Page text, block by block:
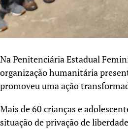
Na Penitenciária Estadual
organização humanitária
promoveu uma ação
Mais de 60 crianças e
situação de privação de